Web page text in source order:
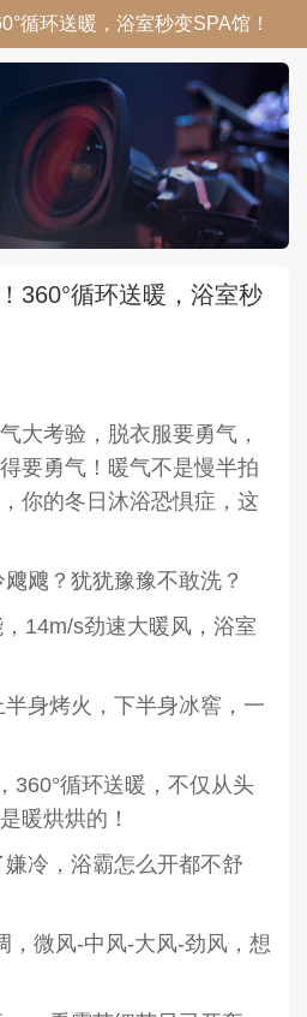
循环送暖，浴室秒变SPA馆！
360°循环送暖，浴室秒
大考验，脱衣服要勇气，
要勇气！暖气不是慢半拍
你的冬日沐浴恐惧症，这
飕？犹犹豫豫不敢洗？
14m/s劲速大暖风，浴室
身烤火，下半身冰窖，一
循环送暖，不仅从头
暖烘烘的！
冷，浴霸怎么开都不舒
微风-中风-大风-劲风，想